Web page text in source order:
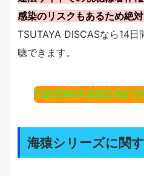
感染のリスクもあるため絶対
TSUTAYA DISCASなら14日
聴できます。
TSUTAYA DISCASで
海猿シリーズに関